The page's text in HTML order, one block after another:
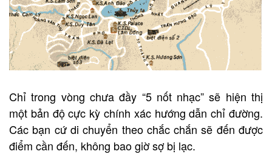
Chỉ trong vòng chưa đầy “5 nốt nhạc” sẽ hiện thị
một bản độ cực kỳ chính xác hướng dẫn chỉ đường.
Các bạn cứ di chuyển theo chắc chắn sẽ đến được
điểm cần đến, không bao giờ sợ bị lạc.